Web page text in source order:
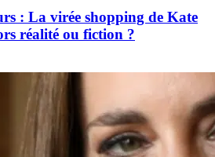
: La virée shopping de Kate
réalité ou fiction ?